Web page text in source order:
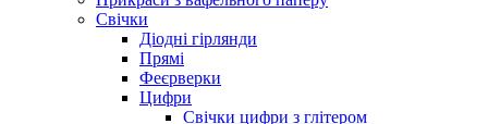
Свічки
Діодні гірлянди
Прямі
Феєрверки
Цифри
Свічки цифри з глітером